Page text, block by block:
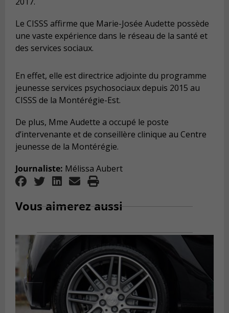
Le CISSS affirme que Marie-Josée Audette possède
une vaste expérience dans le réseau de la santé et
des services sociaux.
En effet, elle est directrice adjointe du programme
jeunesse services psychosociaux depuis 2015 au
CISSS de la Montérégie-Est.
De plus, Mme Audette a occupé le poste
d’intervenante et de conseillère clinique au Centre
jeunesse de la Montérégie.
Journaliste: Mélissa Aubert
Vous aimerez aussi